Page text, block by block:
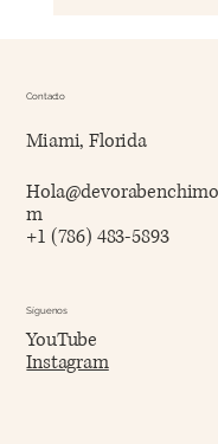
Contacto
Miami, Florida
m
+1 (786) 483-5893
Síguenos
YouTube
Instagram